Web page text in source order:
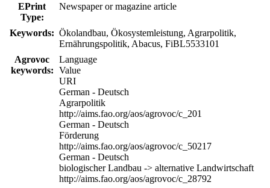
EPrint
Type:
Newspaper or magazine article
Keywords: Ökolandbau, Ökosystemleistung, Agrarpolitik,
Ernährungspolitik, Abacus, FiBL5533101
Agrovoc
keywords:
Language
Value
URI
German - Deutsch
Agrarpolitik
http://aims.fao.org/aos/agrovoc/c_201
German - Deutsch
Förderung
http://aims.fao.org/aos/agrovoc/c_50217
German - Deutsch
biologischer Landbau -> alternative Landwirtschaft
http://aims.fao.org/aos/agrovoc/c_28792